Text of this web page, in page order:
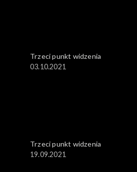
Trzeci punkt widzenia
03.10.2021
Trzeci punkt widzenia
19.09.2021